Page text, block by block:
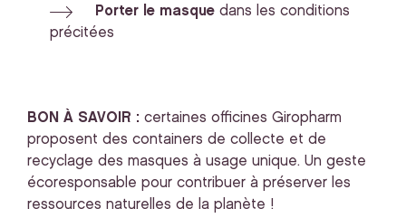
Porter le masque dans les conditions
précitées
BON À SAVOIR : certaines officines Giropharm
proposent des containers de collecte et de
recyclage des masques à usage unique. Un geste
écoresponsable pour contribuer à préserver les
ressources naturelles de la planète !